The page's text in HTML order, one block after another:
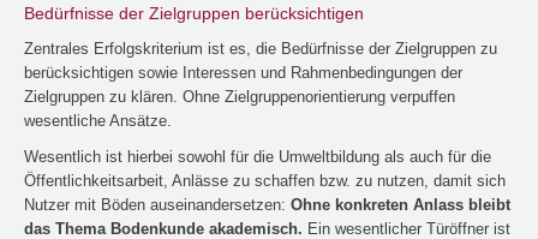
Bedürfnisse der Zielgruppen berücksichtigen
Zentrales Erfolgskriterium ist es, die Bedürfnisse der Zielgruppen zu
berücksichtigen sowie Interessen und Rahmenbedingungen der
Zielgruppen zu klären. Ohne Zielgruppenorientierung verpuffen
wesentliche Ansätze.
Wesentlich ist hierbei sowohl für die Umweltbildung als auch für die
Öffentlichkeitsarbeit, Anlässe zu schaffen bzw. zu nutzen, damit sich
Nutzer mit Böden auseinandersetzen: Ohne konkreten Anlass bleibt
das Thema Bodenkunde akademisch. Ein wesentlicher Türöffner ist